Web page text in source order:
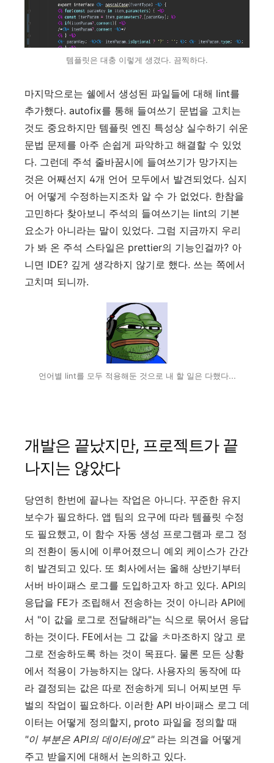
템플릿은 대충 이렇게 생겼다. 끔찍하다.
마지막으로는 쉘에서 생성된 파일들에 대해 lint를
추가했다. autofix를 통해 들여쓰기 문법을 고치는
것도 중요하지만 템플릿 엔진 특성상 실수하기 쉬운
문법 문제를 아주 손쉽게 파악하고 해결할 수 있었
다. 그런데 주석 줄바꿈시에 들여쓰기가 망가지는
것은 어째선지 4개 언어 모두에서 발견되었다. 심지
어 어떻게 수정하는지조차 알 수 가 없었다. 한참을
고민하다 찾아보니 주석의 들여쓰기는 lint의 기본
요소가 아니라는 말이 있었다. 그럼 지금까지 우리
가 봐 온 주석 스타일은 prettier의 기능인걸까? 아
니면 IDE? 깊게 생각하지 않기로 했다. 쓰는 쪽에서
고치며 되니까.
언어별 lint를 모두 적용해둔 것으로 내 할 일은 다했다...
개발은 끝났지만, 프로젝트가 끝
나지는 않았다
당연히 한번에 끝나는 작업은 아니다. 꾸준한 유지
보수가 필요하다. 앱 팀의 요구에 따라 템플릿 수정
도 필요했고, 이 함수 자동 생성 프로그램과 로그 정
의 전환이 동시에 이루어졌으니 예외 케이스가 간간
히 발견되고 있다. 또 회사에서는 올해 상반기부터
서버 바이패스 로그를 도입하고자 하고 있다. API의
응답을 FE가 조립해서 전송하는 것이 아니라 API에
서 "이 값을 로그로 전달해라"는 식으로 묶어서 응답
하는 것이다. FE에서는 그 값을 ㅊ마조하지 않고 로
그로 전송하도록 하는 것이 목표다. 물론 모든 상황
에서 적용이 가능하지는 않다. 사용자의 동작에 따
라 결정되는 값은 따로 전송하게 되니 어찌보면 두
벌의 작업이 필요하다. 이러한 API 바이패스 로그 데
이터는 어떻게 정의할지, proto 파일을 정의할 때
"이 부분은 API의 데이터에요"라는 의견을 어떻게
주고 받을지에 대해서 논의하고 있다.